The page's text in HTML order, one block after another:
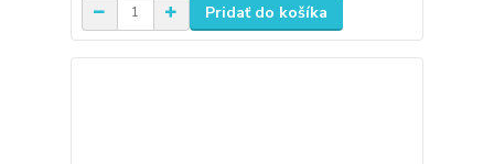
Pridať do košíka